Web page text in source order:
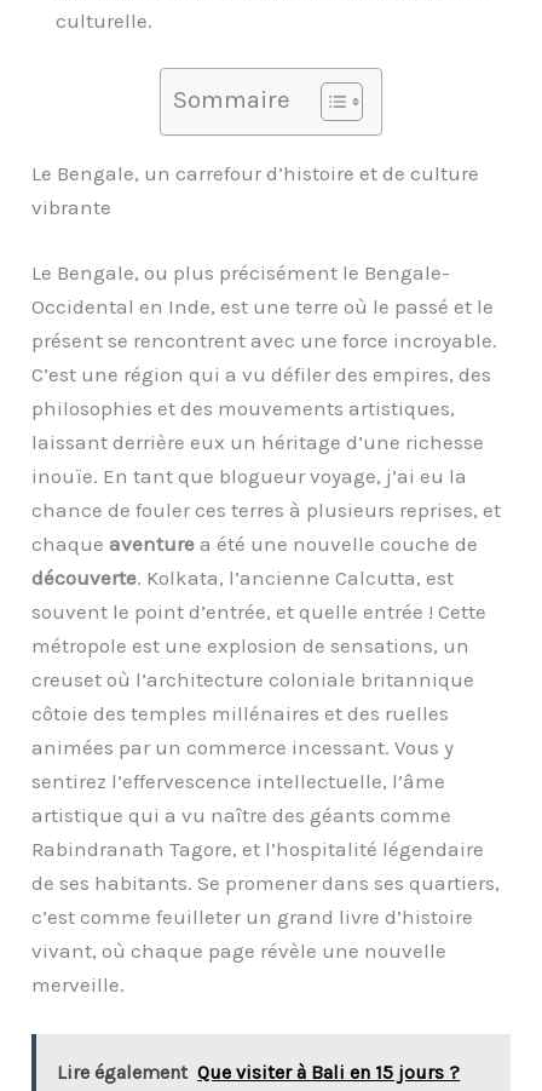
culturelle.
Sommaire
Le Bengale, un carrefour d’histoire et de culture
vibrante
Le Bengale, ou plus précisément le Bengale-
Occidental en Inde, est une terre où le passé et le
présent se rencontrent avec une force incroyable.
C’est une région qui a vu défiler des empires, des
philosophies et des mouvements artistiques,
laissant derrière eux un héritage d’une richesse
inouïe. En tant que blogueur voyage, j’ai eu la
chance de fouler ces terres à plusieurs reprises, et
chaqueaventure a été une nouvelle couche de
découverte. Kolkata, l’ancienne Calcutta, est
souvent le point d’entrée, et quelle entrée ! Cette
métropole est une explosion de sensations, un
creuset où l’architecture coloniale britannique
côtoie des temples millénaires et des ruelles
animées par un commerce incessant. Vous y
sentirez l’effervescence intellectuelle, l’âme
artistique qui a vu naître des géants comme
Rabindranath Tagore, et l’hospitalité légendaire
de ses habitants. Se promener dans ses quartiers,
c’est comme feuilleter un grand livre d’histoire
vivant, où chaque page révèle une nouvelle
merveille.
Lire également Que visiter à Bali en 15 jours ?